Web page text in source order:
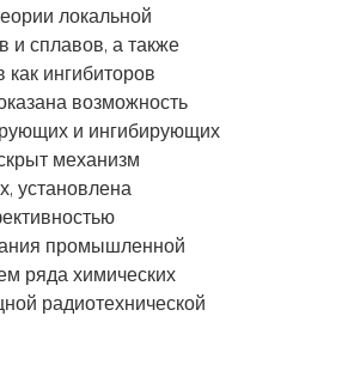
локальной
и сплавов, а также
ингибиторов
возможность
и ингибирующих
механизм
установлена
промышленной
ряда химических
радиотехнической